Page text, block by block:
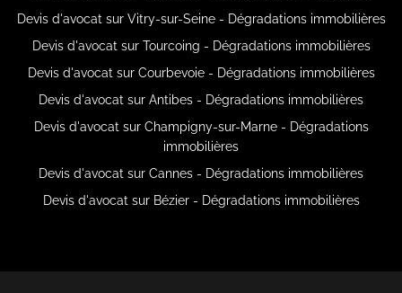
Devis d'avocat sur Vitry-sur-Seine - Dégradations immobilières
Devis d'avocat sur Tourcoing - Dégradations immobilières
Devis d'avocat sur Courbevoie - Dégradations immobilières
Devis d'avocat sur Antibes - Dégradations immobilières
Devis d'avocat sur Champigny-sur-Marne - Dégradations
immobilières
Devis d'avocat sur Cannes - Dégradations immobilières
Devis d'avocat sur Bézier - Dégradations immobilières